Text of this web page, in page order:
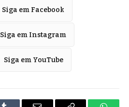
Siga em Facebook
Siga em Instagram
Siga em YouTube